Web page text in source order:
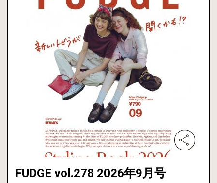
FUDGE vol.278 2026年9月号